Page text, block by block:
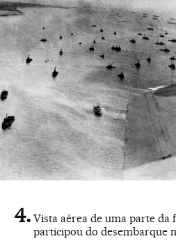
Vista aérea de uma parte da
participou do desembarque